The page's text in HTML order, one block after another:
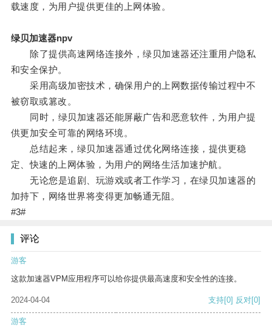
载速度，为用户提供更佳的上网体验。
绿贝加速器npv
除了提供高速网络连接外，绿贝加速器还注重用户隐私
和安全保护。
采用高级加密技术，确保用户的上网数据传输过程中不
被窃取或篡改。
同时，绿贝加速器还能屏蔽广告和恶意软件，为用户提
供更加安全可靠的网络环境。
总结起来，绿贝加速器通过优化网络连接，提供更稳
定、快速的上网体验，为用户的网络生活加速护航。
无论您是追剧、玩游戏或者工作学习，在绿贝加速器的
加持下，网络世界将变得更加畅通无阻。
#3#
评论
游客
这款加速器VPM应用程序可以给你提供最高速度和安全性的连接。
2024-04-04 支持[0] 反对[0]
游客